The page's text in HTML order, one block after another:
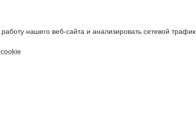
нашего веб-сайта и анализировать сетевой трафик.